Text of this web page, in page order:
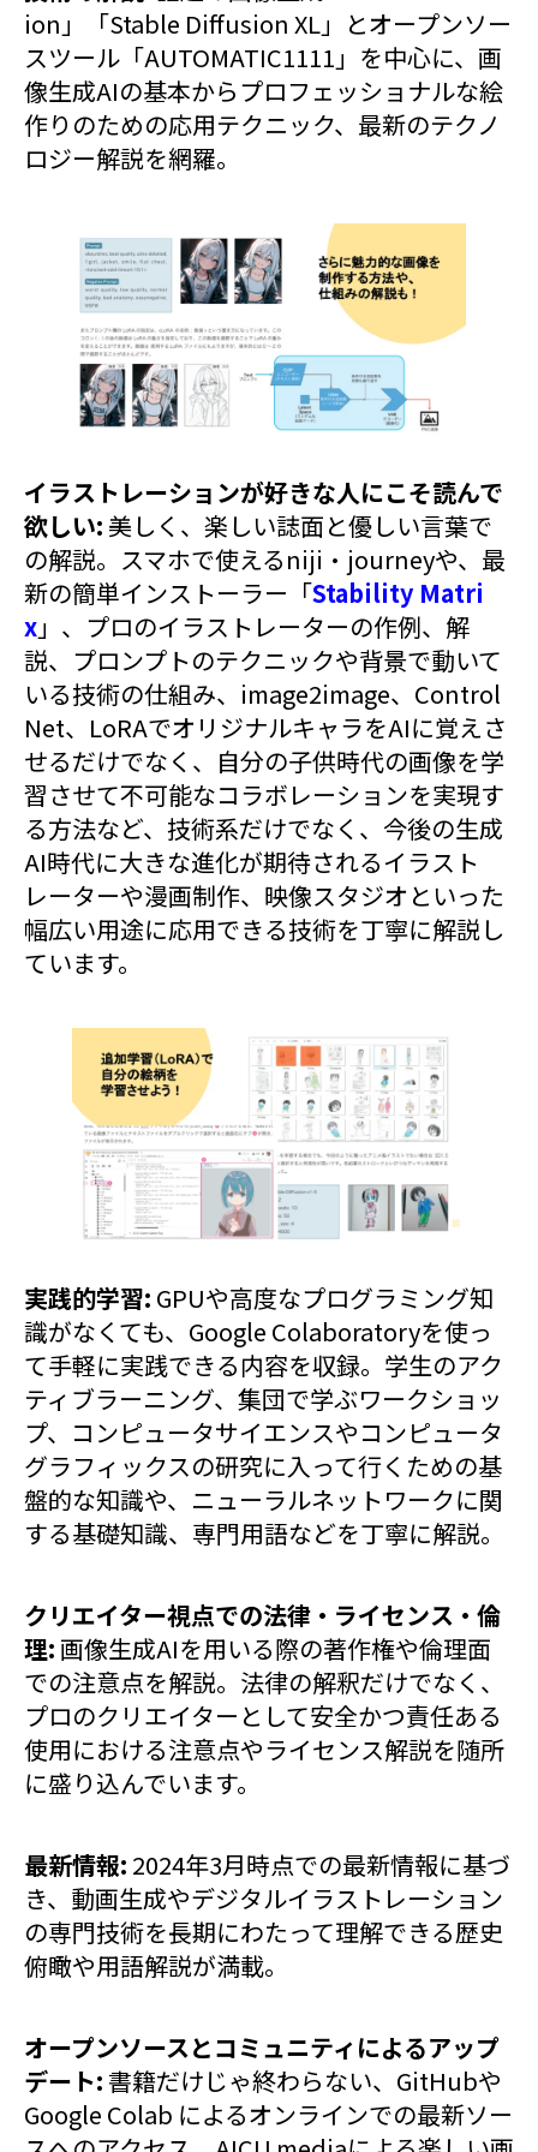
ion」「Stable Diffusion XL」とオープンソー
スツール「AUTOMATIC1111」を中心に、画
像生成AIの基本からプロフェッショナルな絵
作りのための応用テクニック、最新のテクノ
ロジー解説を網羅。
イラストレーションが好きな人にこそ読んで
欲しい: 美しく、楽しい誌面と優しい言葉で
の解説。スマホで使えるniji・journeyや、最
新の簡単インストーラー「Stability Matri
x」、プロのイラストレーターの作例、解
説、プロンプトのテクニックや背景で動いて
いる技術の仕組み、image2image、Control
Net、LoRAでオリジナルキャラをAIに覚えさ
せるだけでなく、自分の子供時代の画像を学
習させて不可能なコラボレーションを実現す
る方法など、技術系だけでなく、今後の生成
AI時代に大きな進化が期待されるイラスト
レーターや漫画制作、映像スタジオといった
幅広い用途に応用できる技術を丁寧に解説し
ています。
実践的学習: GPUや高度なプログラミング知
識がなくても、Google Colaboratoryを使っ
て手軽に実践できる内容を収録。学生のアク
ティブラーニング、集団で学ぶワークショッ
プ、コンピュータサイエンスやコンピュータ
グラフィックスの研究に入って行くための基
盤的な知識や、ニューラルネットワークに関
する基礎知識、専門用語などを丁寧に解説。
クリエイター視点での法律・ライセンス・倫
理: 画像生成AIを用いる際の著作権や倫理面
での注意点を解説。法律の解釈だけでなく、
プロのクリエイターとして安全かつ責任ある
使用における注意点やライセンス解説を随所
に盛り込んでいます。
最新情報: 2024年3月時点での最新情報に基づ
き、動画生成やデジタルイラストレーション
の専門技術を長期にわたって理解できる歴史
俯瞰や用語解説が満載。
オープンソースとコミュニティによるアップ
デート: 書籍だけじゃ終わらない、GitHubや
Google Colab によるオンラインでの最新ソー